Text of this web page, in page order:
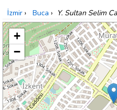
İzmir › Buca › Y. Sultan Selim
+
−